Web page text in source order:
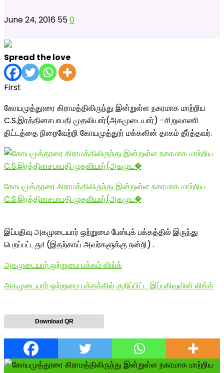
June 24, 2016 550
Spread the love
First
கோயமுத்தூரை கிராமத்திலிருந்து இன்றுள்ள நகரமாக மாற்றிய
C.S.இரத்தினசபாபதி முதலியார்(அகமுடையார்) -சிறுவாணி
திட்டத்தை நிறைவேற்றி கோயமுத்தூர் மக்களின் தாகம் தீர்த்தவர்.
கோயமுத்தூரை கிராமத்திலிருந்து இன்றுள்ள நகரமாக மாற்றிய
C.S.இரத்தினசபாபதி முதலியார்(அகமுட�
இப்பதிவு அகமுடையார் ஒற்றுமை பேஸ்புக் பக்கத்தில் இருந்து
பெறப்பட்டது! (இதற்காய் அவர்களுக்கு நன்றி) .
அகமுடையார் ஒற்றுமை பக்கம் லிங்க்
அகமுடையார் ஒற்றுமை பக்கத்தில் குறிப்பிட்ட இப்பதிவுவின் லிங்க்
Download QR